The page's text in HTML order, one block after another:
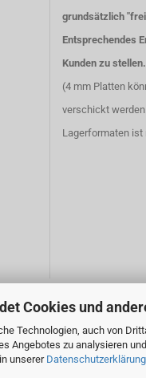
Cookies und
Technologien, auch von
Angebotes zu analysieren
unsererDatenschutzerklärung
grundsätzlich
Entsprechendes
Kunden zu stellen.
(4 mm Platten
verschickt
Lagerformaten